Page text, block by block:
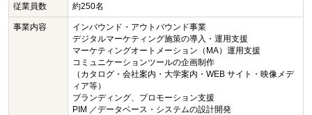
従業員数 約250名
事業内容
インバウンド・アウトバウンド事業
デジタルマーケティング施策の導入・運用支援
マーケティングオートメーション（MA）運用支援
コミュニケーションツールの企画制作
（カタログ・会社案内・大学案内・WEB サイト・映像メデ
ィア等）
ブランディング、プロモーション支援
PIM ／データベース・システムの設計開発